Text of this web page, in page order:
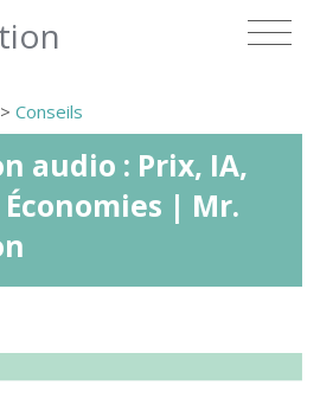
> Conseils
audio : Prix, IA,
| Mr.